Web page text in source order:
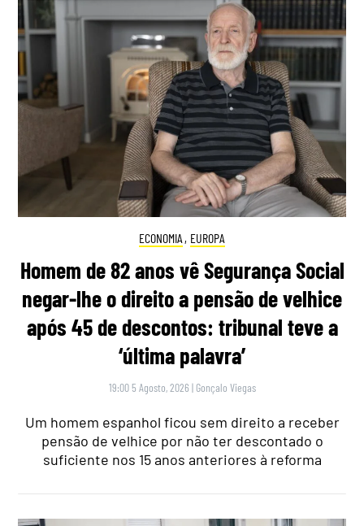
ECONOMIA , EUROPA
Homem de 82 anos vê Segurança Social
negar-lhe o direito a pensão de velhice
após 45 de descontos: tribunal teve a
‘última palavra’
19:00 5 Agosto, 2026 | Gonçalo Viegas
Um homem espanhol ficou sem direito a receber
pensão de velhice por não ter descontado o
suficiente nos 15 anos anteriores à reforma